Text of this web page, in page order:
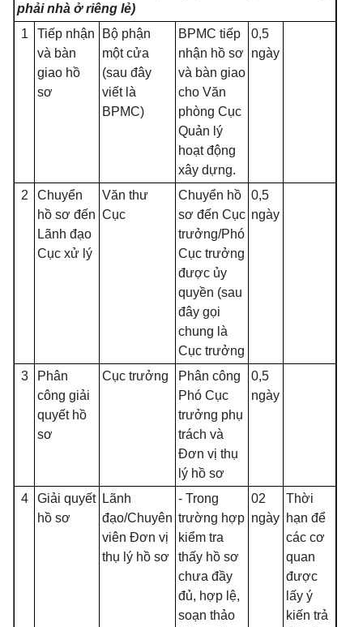
phải nhà ở riêng lẻ)
1
Tiếp nhận
và bàn
giao hồ
sơ
Bộ phận
một cửa
(sau đây
viết là
BPMC)
BPMC tiếp
nhận hồ sơ
và bàn giao
cho Văn
phòng Cục
Quản lý
hoạt động
xây dựng.
0,5
ngày
2
Chuyển
hồ sơ đến
Lãnh đạo
Cục xử lý
Văn thư
Cục
Chuyển hồ
sơ đến Cục
trưởng/Phó
Cục trưởng
được ủy
quyền (sau
đây gọi
chung là
Cục trưởng
0,5
ngày
3
Phân
công giải
quyết hồ
sơ
Cục trưởng
Phân công
Phó Cục
trưởng phụ
trách và
Đơn vị thụ
lý hồ sơ
0,5
ngày
4
Giải quyết
hồ sơ
Lãnh
đạo/Chuyên
viên Đơn vị
thụ lý hồ sơ
- Trong
trường hợp
kiểm tra
thấy hồ sơ
chưa đầy
đủ, hợp lệ,
soạn thảo
02
ngày
Thời
hạn để
các cơ
quan
được
lấy ý
kiến trả